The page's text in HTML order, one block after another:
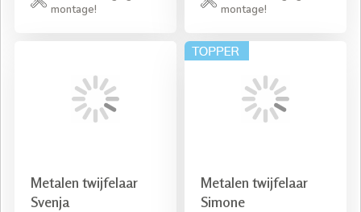
montage!
montage!
Metalen twijfelaar
Svenja
Metalen twijfelaar
Simone